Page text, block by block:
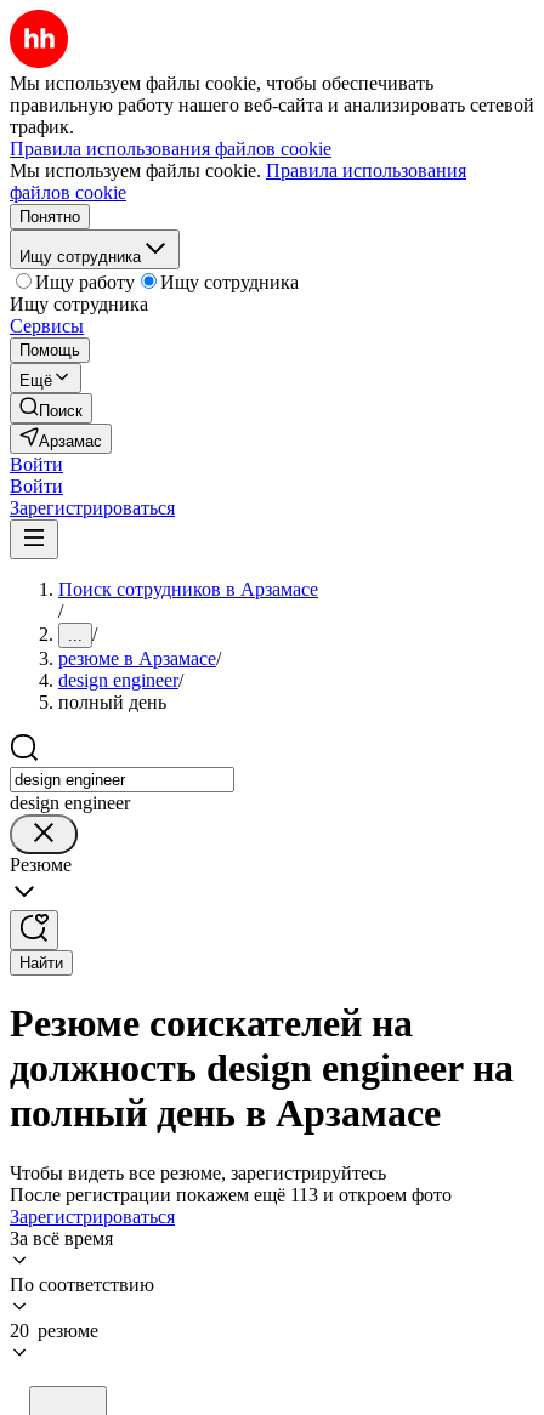
Мы используем файлы cookie, чтобы обеспечивать
правильную работу нашего веб-сайта и анализировать сетевой
трафик.
Правила использования файлов cookie
Мы используем файлы cookie. Правила использования
файлов cookie
Понятно
Ищу сотрудника
Ищу работу
Ищу сотрудника
Ищу сотрудника
Сервисы
Помощь
Ещё
Поиск
Арзамас
Войти
Войти
Зарегистрироваться
Поиск сотрудников в Арзамасе
/
... /
резюме в Арзамасе/
design engineer/
полный день
design engineer
Резюме
Найти
Резюме соискателей на
должность design engineer на
полный день в Арзамасе
Чтобы видеть все резюме, зарегистрируйтесь
После регистрации покажем ещё 113 и откроем фото
Зарегистрироваться
За всё время
По соответствию
20 резюме